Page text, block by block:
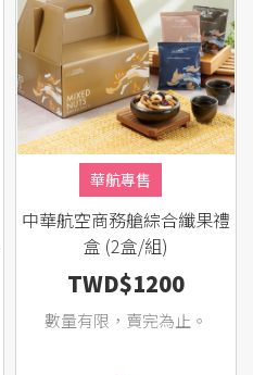
華航專售
中華航空商務艙綜合纖果禮
盒 (2盒/組)
TWD$1200
數量有限，賣完為止。